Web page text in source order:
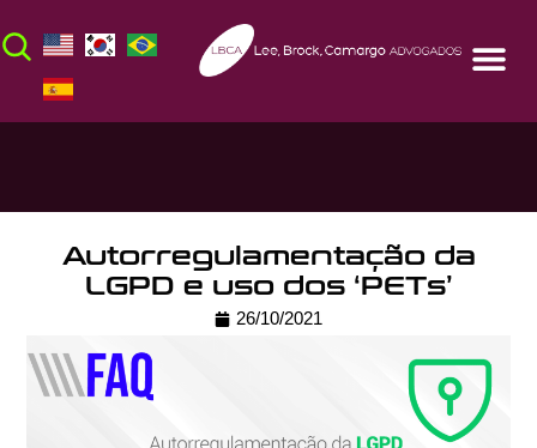
Autorregulamentação da
LGPD e uso dos ‘PETs’
26/10/2021